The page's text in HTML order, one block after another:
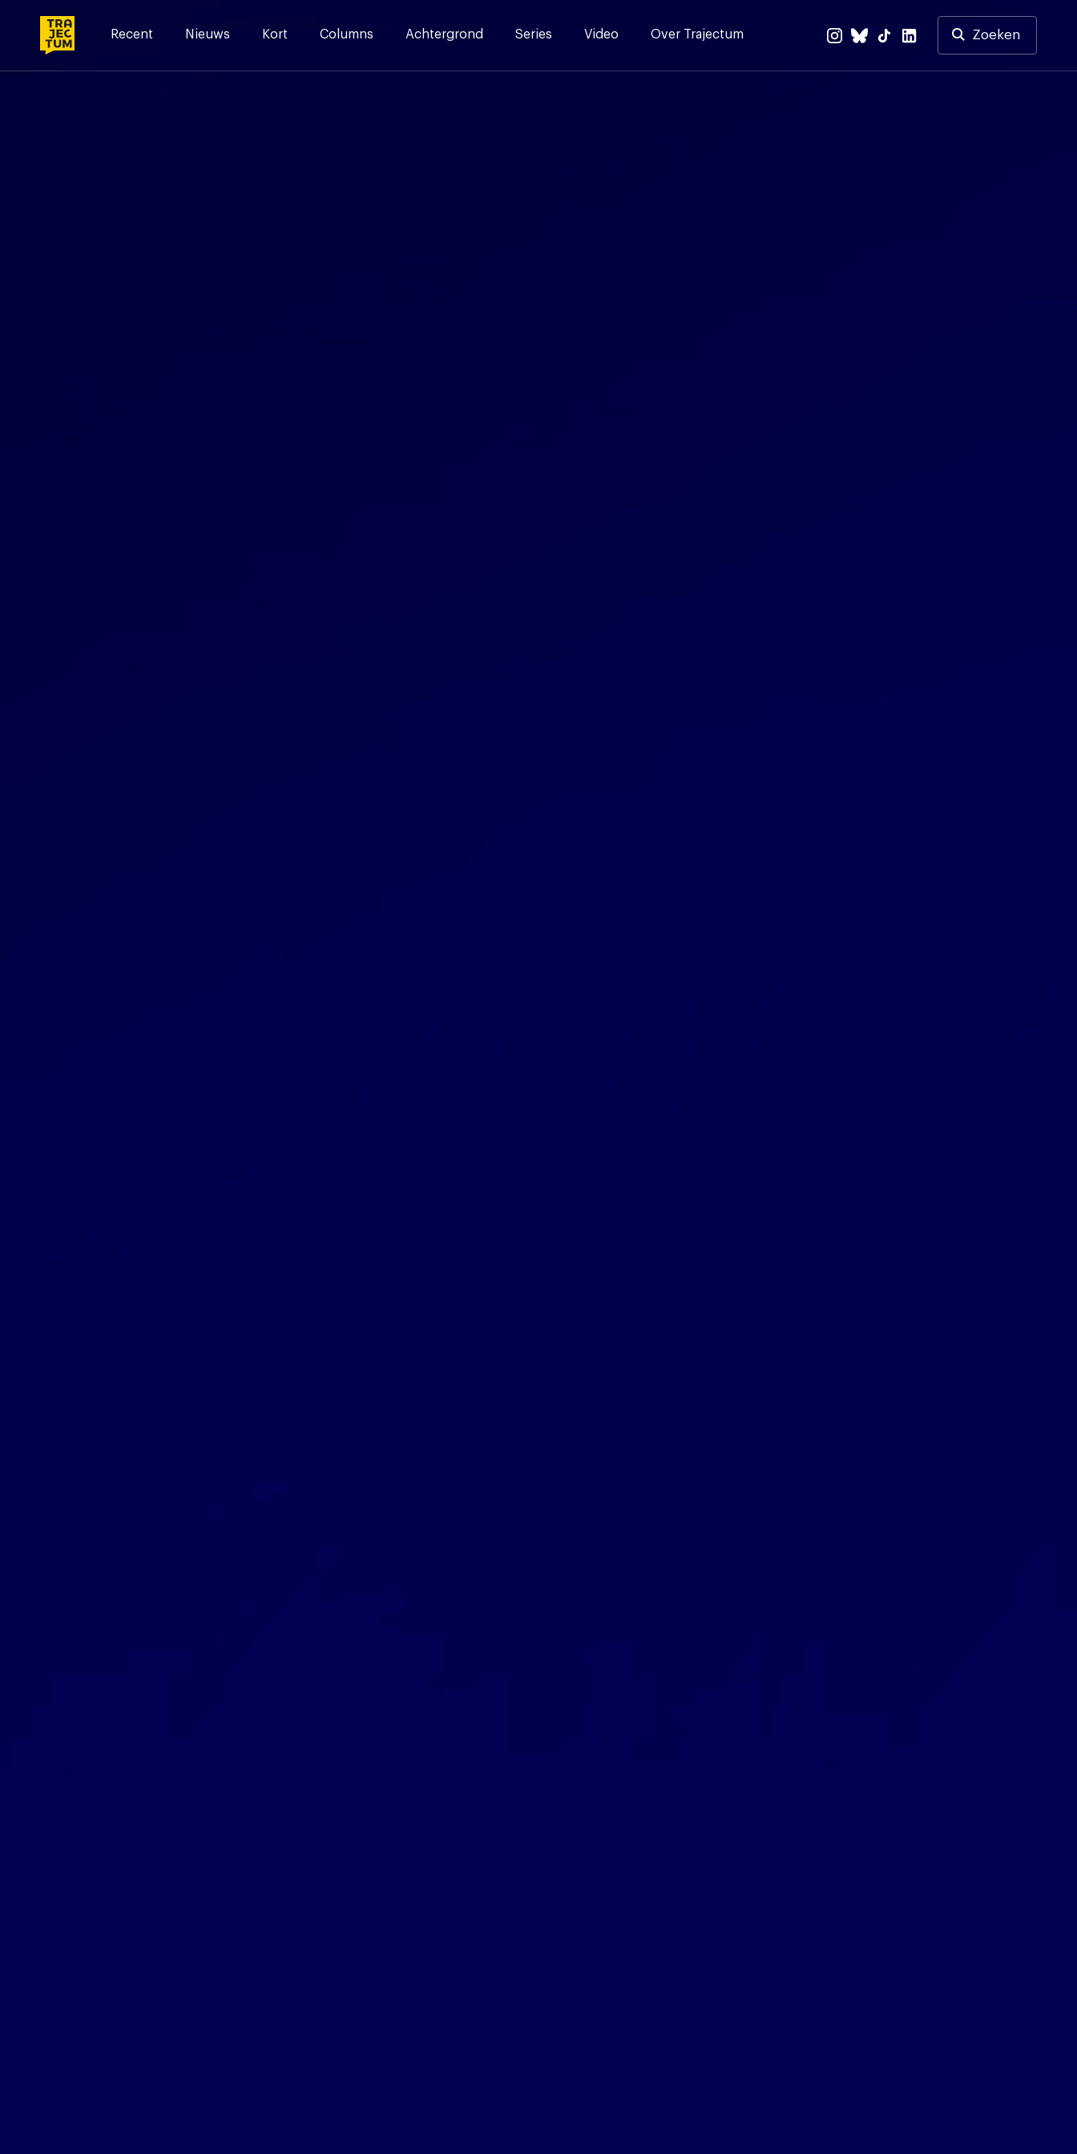
Recent Nieuws Kort Columns Achtergrond Series Video Over Trajectum Zoeken